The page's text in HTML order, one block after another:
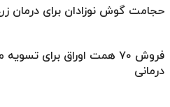
حجامت گوش نوزادان برای درمان
فروش ۷۰ همت اوراق برای
درمانی